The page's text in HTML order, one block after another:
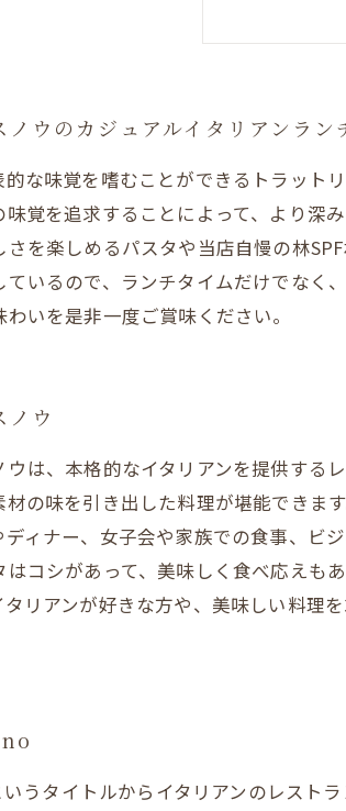
ノウのカジュアルイタリアンラン
な味覚を嗜むことができるトラット
味覚を追求することによって、より深
さを楽しめるパスタや当店自慢の林
ているので、ランチタイムだけでなく
いを是非一度ご賞味ください。
ノウ
ウは、本格的なイタリアンを提供する
の味を引き出した料理が堪能できま
ディナー、女子会や家族での食事、ビ
コシがあって、美味しく食べ応えも
タリアンが好きな方や、美味しい料理
うタイトルからイタリアンのレスト